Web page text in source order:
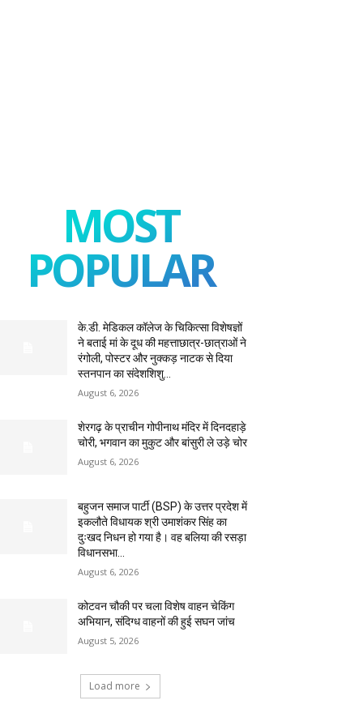
MOST
POPULAR
के.डी. मेडिकल कॉलेज के चिकित्सा विशेषज्ञों
ने बताई मां के दूध की महत्ताछात्र-छात्राओं ने
रंगोली, पोस्टर और नुक्कड़ नाटक से दिया
स्तनपान का संदेशशिशु...
August 6, 2026
शेरगढ़ के प्राचीन गोपीनाथ मंदिर में दिनदहाड़े
चोरी, भगवान का मुकुट और बांसुरी ले उड़े चोर
August 6, 2026
बहुजन समाज पार्टी (BSP) के उत्तर प्रदेश में
इकलौते विधायक श्री उमाशंकर सिंह का
दुःखद निधन हो गया है। वह बलिया की रसड़ा
विधानसभा...
August 6, 2026
कोटवन चौकी पर चला विशेष वाहन चेकिंग
अभियान, संदिग्ध वाहनों की हुई सघन जांच
August 5, 2026
Load more